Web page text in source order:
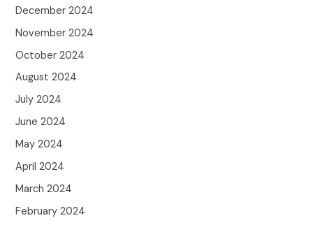
December 2024
November 2024
October 2024
August 2024
July 2024
June 2024
May 2024
April 2024
March 2024
February 2024